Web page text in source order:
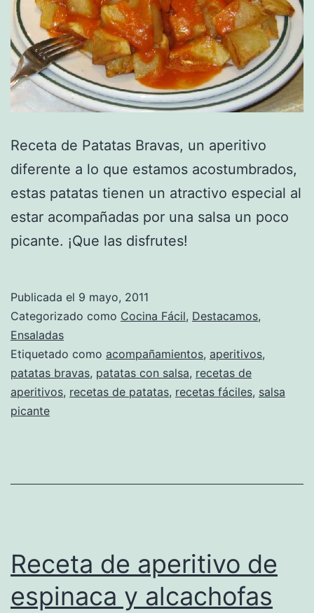
Receta de Patatas Bravas, un aperitivo
diferente a lo que estamos acostumbrados,
estas patatas tienen un atractivo especial al
estar acompañadas por una salsa un poco
picante. ¡Que las disfrutes!
Publicada el 9 mayo, 2011
Categorizado como Cocina Fácil, Destacamos,
Ensaladas
Etiquetado como acompañamientos, aperitivos,
patatas bravas, patatas con salsa, recetas de
aperitivos, recetas de patatas, recetas fáciles, salsa
picante
Receta de aperitivo de
espinaca y alcachofas